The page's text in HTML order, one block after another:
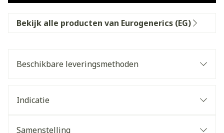
Bekijk alle producten van Eurogenerics (EG)
Beschikbare leveringsmethoden
Indicatie
Samenstelling